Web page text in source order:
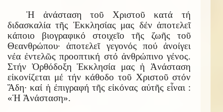
Ἡ ἀνάσταση τοῦ Χριστοῦ κατά τή
διδασκαλία τῆς Ἐκκλησίας μας δέν ἀποτελεῖ
κάποιο βιογραφικό στοιχεῖο τῆς ζωῆς τοῦ
Θεανθρώπου· ἀποτελεῖ γεγονός πού ἀνοίγει
νέα ἐντελῶς προοπτική στό ἀνθρώπινο γένος.
Στήν Ὀρθόδοξη Ἐκκλησία μας ἡ Ἀνάσταση
εἰκονίζεται μέ τήν κάθοδο τοῦ Χριστοῦ στόν
Ἅδη· καί ἡ ἐπιγραφή τῆς εἰκόνας αὐτῆς εἶναι :
«Ἡ Ἀνάσταση».